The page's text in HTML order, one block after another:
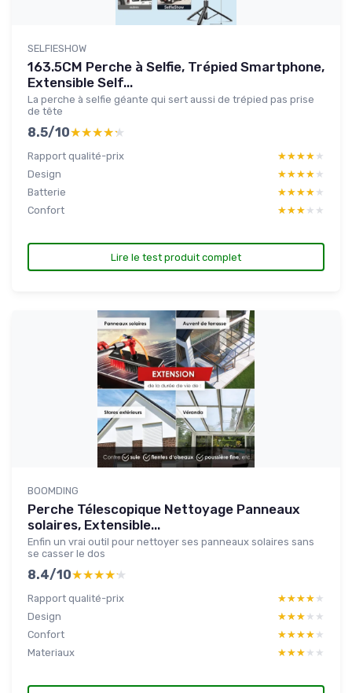
SELFIESHOW
163.5CM Perche à Selfie, Trépied Smartphone,
Extensible Self...
La perche à selfie géante qui sert aussi de trépied pas prise
de tête
8.5/10★★★★★
★★★★★
Rapport qualité-prix ★★★★★
★★★★★
Design
★★★★★
★★★★★
Batterie
★★★★★
★★★★★
Confort
★★★★★
★★★★★
Lire le test produit complet
BOOMDING
Perche Télescopique Nettoyage Panneaux
solaires, Extensible...
Enfin un vrai outil pour nettoyer ses panneaux solaires sans
se casser le dos
8.4/10★★★★★
★★★★★
Rapport qualité-prix ★★★★★
★★★★★
Design
★★★★★
★★★★★
Confort
★★★★★
★★★★★
Materiaux
★★★★★
★★★★★